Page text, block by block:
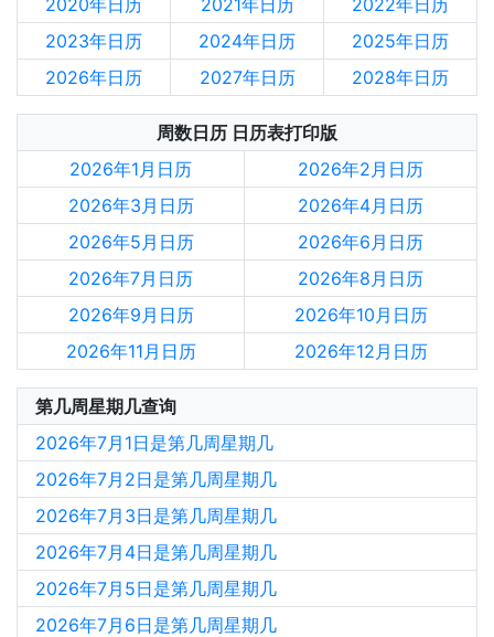
2020年日历
2021年日历
2022年日历
2023年日历
2024年日历
2025年日历
2026年日历
2027年日历 2028年日历
周数日历 日历表打印版
2026年1月日历
2026年2月日历
2026年3月日历
2026年4月日历
2026年5月日历
2026年6月日历
2026年7月日历
2026年8月日历
2026年9月日历
2026年10月日历
2026年11月日历
2026年12月日历
第几周星期几查询
2026年7月1日是第几周星期几
2026年7月2日是第几周星期几
2026年7月3日是第几周星期几
2026年7月4日是第几周星期几
2026年7月5日是第几周星期几
2026年7月6日是第几周星期几